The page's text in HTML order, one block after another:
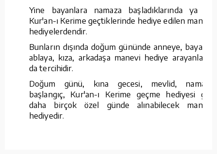
Yine bayanlara namaza başladıklarında ya da
Kur'an-ı Kerime geçtiklerinde hediye edilen manevi
hediyelerdendir.
Bunların dışında doğum gününde anneye, bayana,
ablaya, kıza, arkadaşa manevi hediye arayanların
da tercihidir.
Doğum günü, kına gecesi, mevlid, namaza
başlangıç, Kur'an-ı Kerime geçme hediyesi gibi
daha birçok özel günde alınabilecek manevi
hediyedir.